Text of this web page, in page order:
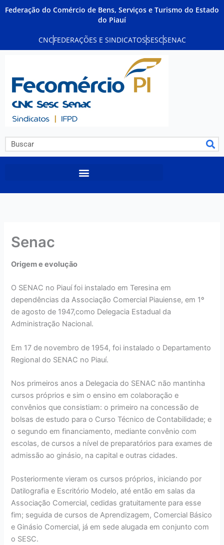
Federação do Comércio de Bens, Serviços e Turismo do Estado
do Piauí
CNCFEDERAÇÕES E SINDICATOSSESCSENAC
Pesquisar
Senac
Origem e evolução
O SENAC no Piauí foi instalado em Teresina em
dependências da Associação Comercial Piauiense, em 1º
de agosto de 1947,como Delegacia Estadual da
Administração Nacional.
Em 17 de novembro de 1954, foi instalado o Departamento
Regional do SENAC no Piauí.
Nos primeiros anos a Delegacia do SENAC não mantinha
cursos próprios e sim o ensino em colaboração e
convênios que consistiam: o primeiro na concessão de
bolsas de estudo para o Curso Técnico de Contabilidade; e
o segundo em financiamento, mediante convênio com
escolas, de cursos a nível de preparatórios para exames de
admissão ao ginásio, na capital e outras cidades.
Posteriormente vieram os cursos próprios, iniciando por
Datilografia e Escritório Modelo, até então em salas da
Associação Comercial, cedidas gratuitamente para esse
fim; seguida de cursos de Aprendizagem, Comercial Básico
e Ginásio Comercial, já em sede alugada em conjunto com
o SESC.